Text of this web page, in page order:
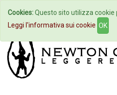
Home Autori
Cookies:Questo sito utilizza cookie
Leggi l'informativa sui cookie OK